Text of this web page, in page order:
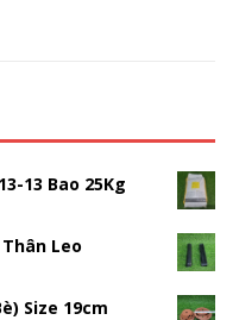
13 Bao 25Kg
Leo
Size 19cm